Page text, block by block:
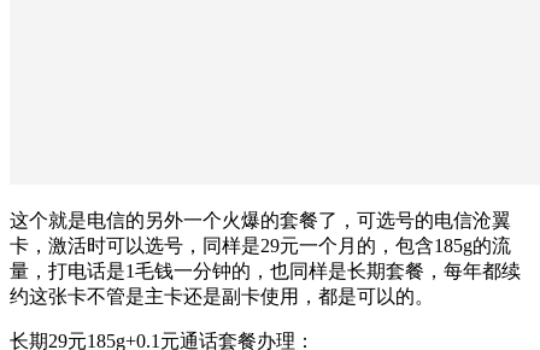
这个就是电信的另外一个火爆的套餐了，可选号的电信沧翼
卡，激活时可以选号，同样是29元一个月的，包含185g的流
量，打电话是1毛钱一分钟的，也同样是长期套餐，每年都续
约这张卡不管是主卡还是副卡使用，都是可以的。
长期29元185g+0.1元通话套餐办理：